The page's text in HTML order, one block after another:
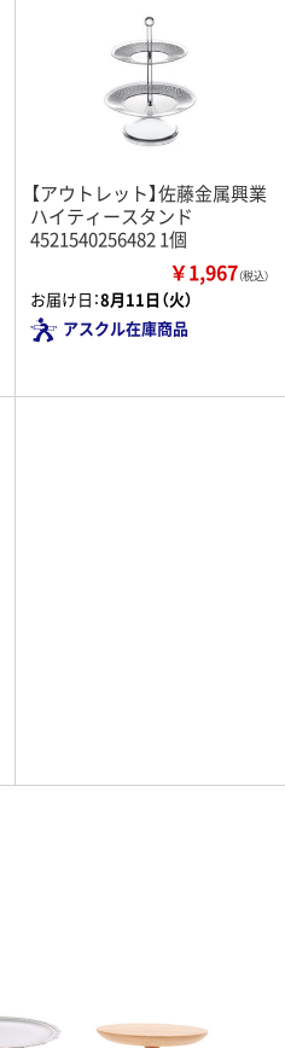
【アウトレット】佐藤金属興業
ハイティースタンド
4521540256482 1個
￥1,967（税込）
お届け日：8月11日（火）
アスクル在庫商品